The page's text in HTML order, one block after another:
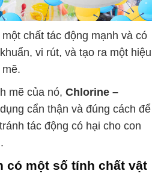
một chất tác động mạnh và có
vi rút, và tạo ra một hiệu
mẽ của nó, Chlorine –
cẩn thận và đúng cách để
tác động có hại cho con
có một số tính chất vật